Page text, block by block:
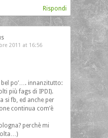
Rispondi
2011 at 16:56
po’…. innanzitutto:
più fags di IPDI).
si fb, ed anche per
continua com’è
perchè mi